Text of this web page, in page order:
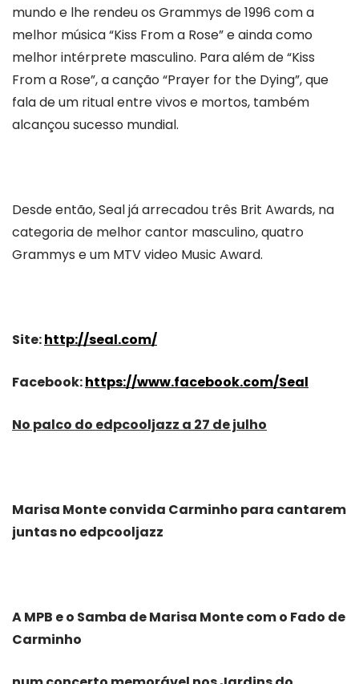
mundo e lhe rendeu os Grammys de 1996 com a
melhor música “Kiss From a Rose” e ainda como
melhor intérprete masculino. Para além de “Kiss
From a Rose”, a canção “Prayer for the Dying”, que
fala de um ritual entre vivos e mortos, também
alcançou sucesso mundial.
Desde então, Seal já arrecadou três Brit Awards, na
categoria de melhor cantor masculino, quatro
Grammys e um MTV video Music Award.
Site:http://seal.com/
Facebook:https://www.facebook.com/Seal
No palco do edpcooljazz a 27 de julho
Marisa Monte convida Carminho para cantarem
juntas no edpcooljazz
A MPB e o Samba de Marisa Monte com o Fado de
Carminho